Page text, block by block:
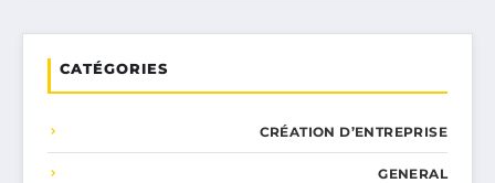
CATÉGORIES
CRÉATION D’ENTREPRISE
GENERAL